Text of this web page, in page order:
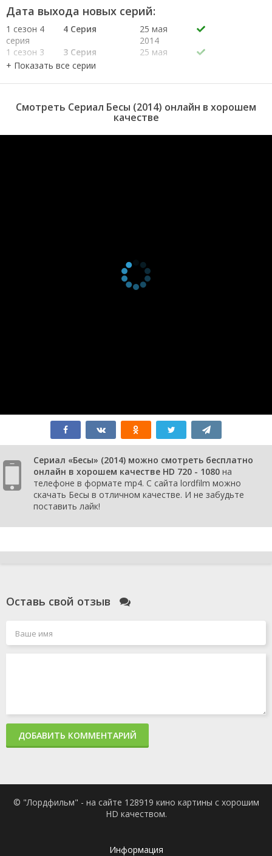
ревностно относится к ее идеологии и не потерпит того, кто
хочет изменить делу революции.
Дата выхода новых серий:
1 сезон 4
серия
4 Серия
25 мая
2014
1 сезон 3
серия
3 Серия
25 мая
серия
2 Серия
2014
серия
2014
Смотреть Сериал Бесы (2014) онлайн в хорошем
качестве
Сериал «Бесы» (2014) можно смотреть бесплатно
онлайн в хорошем качестве HD 720 - 1080 на
телефоне в формате mp4. С сайта lordfilm можно
скачать Бесы в отличном качестве. И не забудьте
поставить лайк!
Оставь свой отзыв
ДОБАВИТЬ КОММЕНТАРИЙ
© "Лордфильм" - на сайте 128919 кино картины с хорошим
HD качеством.
Информация